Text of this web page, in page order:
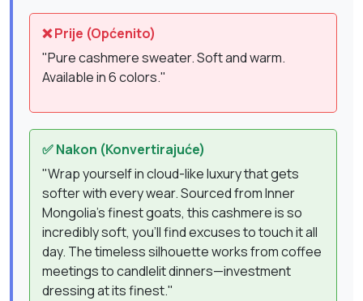
❌ Prije (Općenito)
"Pure cashmere sweater. Soft and warm.
Available in 6 colors."
✅ Nakon (Konvertirajuće)
"Wrap yourself in cloud-like luxury that gets
softer with every wear. Sourced from Inner
Mongolia's finest goats, this cashmere is so
incredibly soft, you'll find excuses to touch it all
day. The timeless silhouette works from coffee
meetings to candlelit dinners—investment
dressing at its finest."